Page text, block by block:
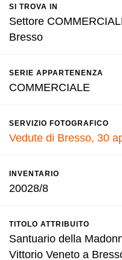
SI TROVA IN
Settore
Bresso
SERIE APPARTENENZA
COMMERCIALE
SERVIZIO FOTOGRAFICO
Vedute di Bresso, 30
INVENTARIO
20028/8
TITOLO ATTRIBUITO
Santuario della
Vittorio Veneto a